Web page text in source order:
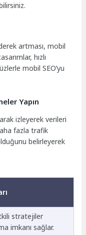
artması, mobil
hızlı
mobil SEO’yu
Yapın
izleyerek verileri
fazla trafik
belirleyerek
stratejiler
imkanı sağlar.